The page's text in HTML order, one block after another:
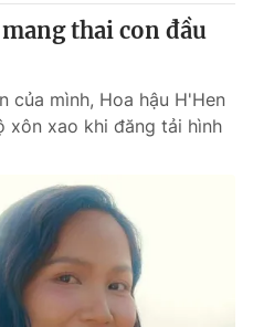
thai con đầu
của mình, Hoa hậu H'Hen
xôn xao khi đăng tải hình